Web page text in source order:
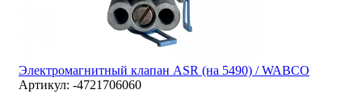
Электромагнитный клапан ASR (на 5490) / WABCO
Артикул: -4721706060